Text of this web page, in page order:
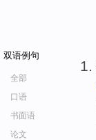
双语例句
全部
口语
书面语
论文